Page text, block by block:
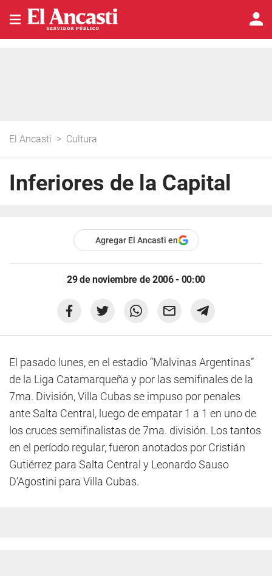
El Ancasti > Cultura
Inferiores de la Capital
Agregar El Ancasti en
29 de noviembre de 2006 - 00:00
El pasado lunes, en el estadio “Malvinas Argentinas”
de la Liga Catamarqueña y por las semifinales de la
7ma. División, Villa Cubas se impuso por penales
ante Salta Central, luego de empatar 1 a 1 en uno de
los cruces semifinalistas de 7ma. división. Los tantos
en el período regular, fueron anotados por Cristián
Gutiérrez para Salta Central y Leonardo Sauso
D’Agostini para Villa Cubas.